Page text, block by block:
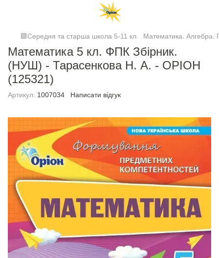
🟩Середня та старша школа 5-11 кл. Математика. Алгебра.
Математика 5 кл. ФПК Збірник.
(НУШ) - Тарасенкова Н. А. - ОРІОН
(125321)
Артикул: 1007034 Написати відгук